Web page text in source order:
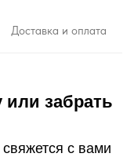
Доставка и оплата
или забрать
с вами